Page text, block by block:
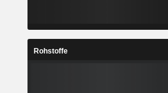
Rohstoffe